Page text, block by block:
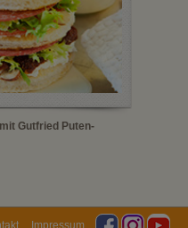
Gutfried Puten-